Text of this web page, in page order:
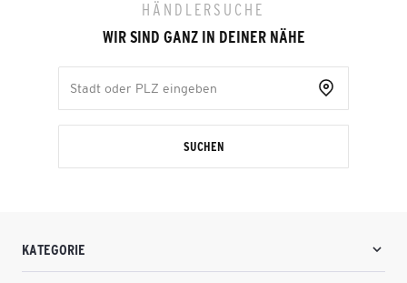
HÄNDLERSUCHE
WIR SIND GANZ IN DEINER NÄHE
SUCHEN
KATEGORIE